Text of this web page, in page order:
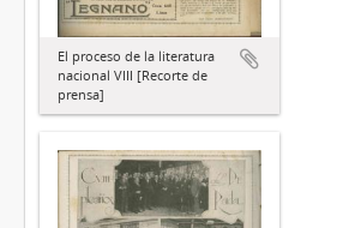
El proceso de la literatura
nacional VIII [Recorte de
prensa]